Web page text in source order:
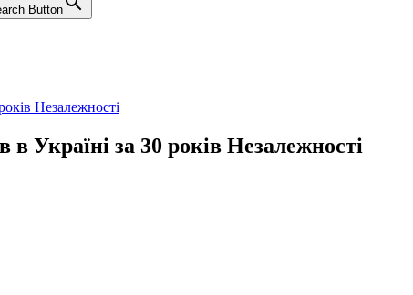
Button
Незалежності
Україні за 30 років Незалежності